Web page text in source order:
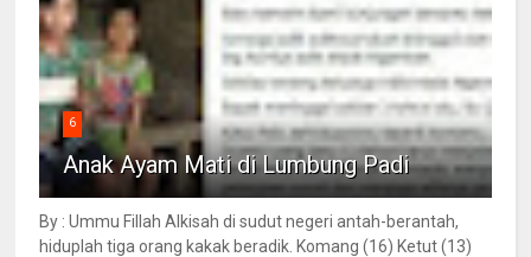
6
Anak Ayam Mati di Lumbung Padi
By : Ummu Fillah Alkisah di sudut negeri antah-berantah,
hiduplah tiga orang kakak beradik. Komang (16) Ketut (13)